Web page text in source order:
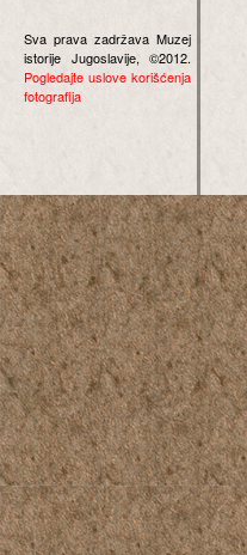
Sva prava zadržava Muzej
istorije Jugoslavije, ©2012.
Pogledajte uslove korišćenja
fotografija